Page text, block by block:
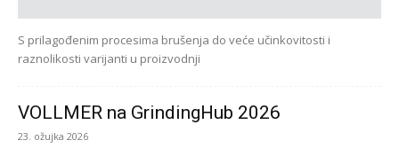
S prilagođenim procesima brušenja do veće učinkovitosti i
raznolikosti varijanti u proizvodnji
VOLLMER na GrindingHub 2026
23. ožujka 2026